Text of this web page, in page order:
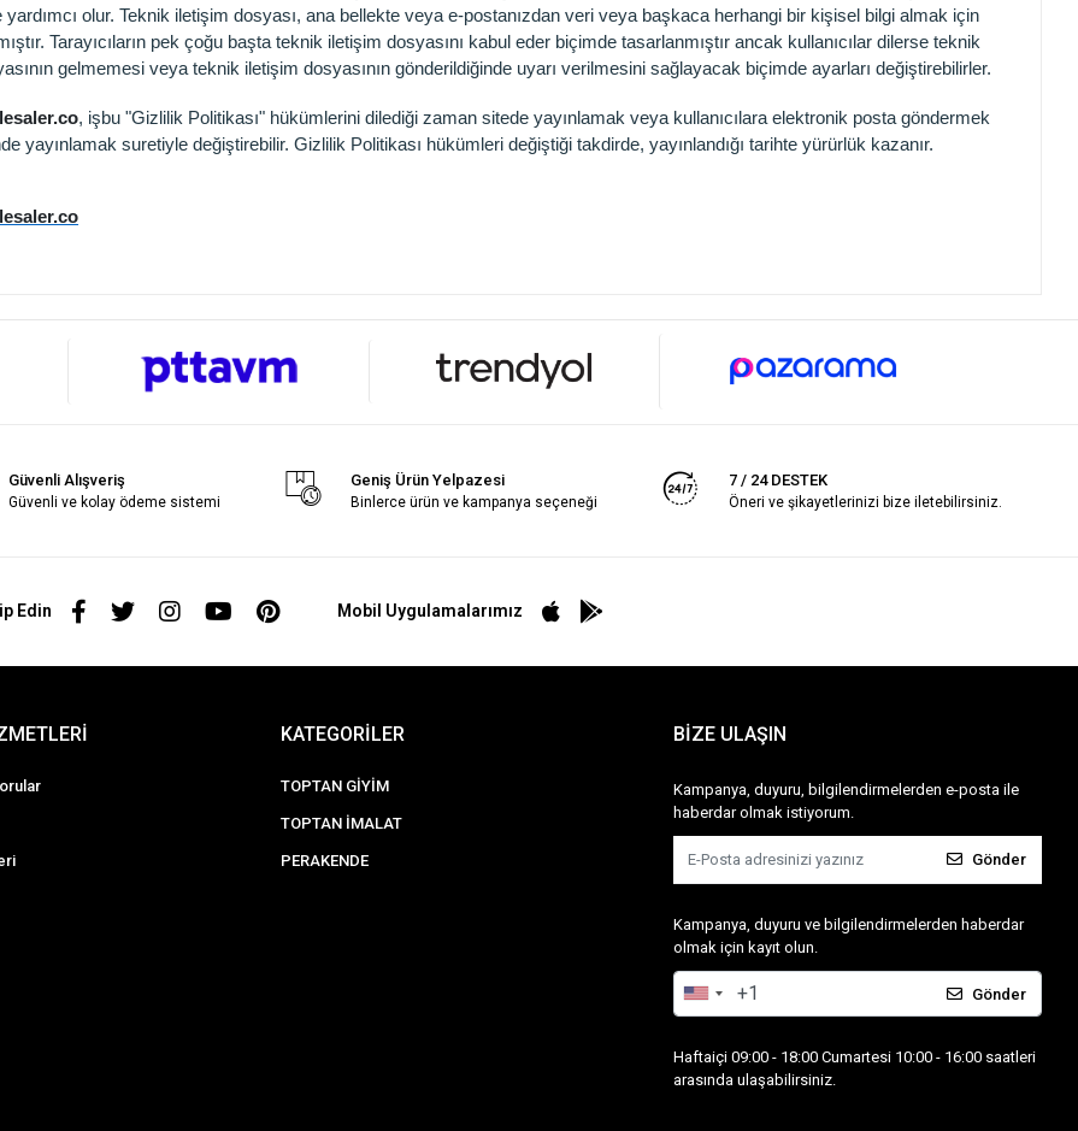
yardımcı olur. Teknik iletişim dosyası, ana bellekte veya e-postanızdan veri veya başkaca herhangi bir kişisel bilgi almak için
Tarayıcıların pek çoğu başta teknik iletişim dosyasını kabul eder biçimde tasarlanmıştır ancak kullanıcılar dilerse teknik
gelmemesi veya teknik iletişim dosyasının gönderildiğinde uyarı verilmesini sağlayacak biçimde ayarları değiştirebilirler.
, işbu "Gizlilik Politikası" hükümlerini dilediği zaman sitede yayınlamak veya kullanıcılara elektronik posta göndermek
yayınlamak suretiyle değiştirebilir. Gizlilik Politikası hükümleri değiştiği takdirde, yayınlandığı tarihte yürürlük kazanır.
Güvenli Alışveriş
Güvenli ve kolay ödeme sistemi
Geniş Ürün Yelpazesi
Binlerce ürün ve kampanya seçeneği
7 / 24 DESTEK
Öneri ve şikayetlerinizi bize iletebilirsiniz.
Edin Mobil Uygulamalarımız
KATEGORİLER
TOPTAN GİYİM
TOPTAN İMALAT
PERAKENDE
BİZE ULAŞIN
Kampanya, duyuru, bilgilendirmelerden e-posta ile
haberdar olmak istiyorum.
Gönder
Kampanya, duyuru ve bilgilendirmelerden haberdar
olmak için kayıt olun.
Gönder
Haftaiçi 09:00 - 18:00 Cumartesi 10:00 - 16:00 saatleri
arasında ulaşabilirsiniz.